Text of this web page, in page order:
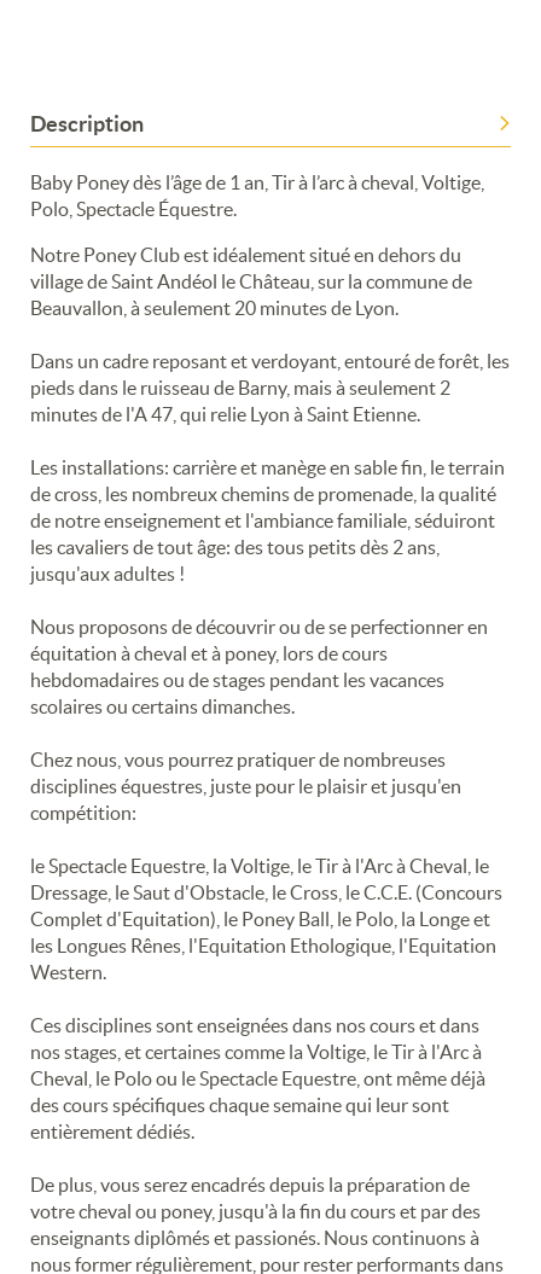
Description
Baby Poney dès l’âge de 1 an, Tir à l’arc à cheval, Voltige,
Polo, Spectacle Équestre.
Notre Poney Club est idéalement situé en dehors du
village de Saint Andéol le Château, sur la commune de
Beauvallon, à seulement 20 minutes de Lyon.
Dans un cadre reposant et verdoyant, entouré de forêt, les
pieds dans le ruisseau de Barny, mais à seulement 2
minutes de l'A 47, qui relie Lyon à Saint Etienne.
Les installations: carrière et manège en sable fin, le terrain
de cross, les nombreux chemins de promenade, la qualité
de notre enseignement et l'ambiance familiale, séduiront
les cavaliers de tout âge: des tous petits dès 2 ans,
jusqu'aux adultes !
Nous proposons de découvrir ou de se perfectionner en
équitation à cheval et à poney, lors de cours
hebdomadaires ou de stages pendant les vacances
scolaires ou certains dimanches.
Chez nous, vous pourrez pratiquer de nombreuses
disciplines équestres, juste pour le plaisir et jusqu'en
compétition:
le Spectacle Equestre, la Voltige, le Tir à l'Arc à Cheval, le
Dressage, le Saut d'Obstacle, le Cross, le C.C.E. (Concours
Complet d'Equitation), le Poney Ball, le Polo, la Longe et
les Longues Rênes, l'Equitation Ethologique, l'Equitation
Western.
Ces disciplines sont enseignées dans nos cours et dans
nos stages, et certaines comme la Voltige, le Tir à l'Arc à
Cheval, le Polo ou le Spectacle Equestre, ont même déjà
des cours spécifiques chaque semaine qui leur sont
entièrement dédiés.
De plus, vous serez encadrés depuis la préparation de
votre cheval ou poney, jusqu'à la fin du cours et par des
enseignants diplômés et passionés. Nous continuons à
nous former régulièrement, pour rester performants dans